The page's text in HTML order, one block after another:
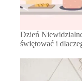
Dzień
świętować i